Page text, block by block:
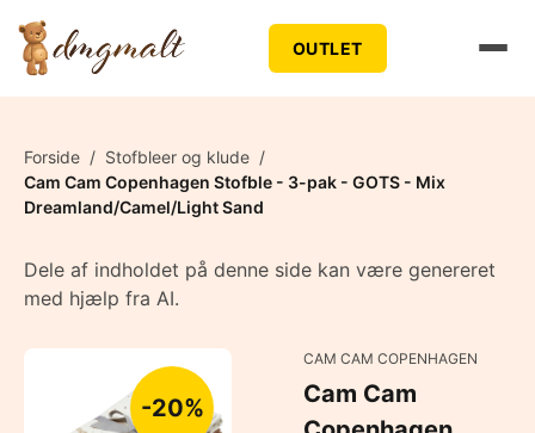
OUTLET
Forside / Stofbleer og klude /
Cam Cam Copenhagen Stofble - 3-pak - GOTS - Mix
Dreamland/Camel/Light Sand
Dele af indholdet på denne side kan være genereret
med hjælp fra AI.
-20%
CAM CAM COPENHAGEN
Cam Cam